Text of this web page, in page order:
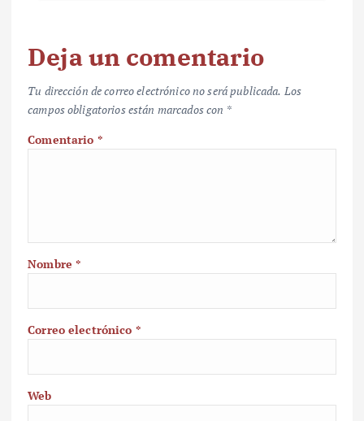
Deja un comentario
Tu dirección de correo electrónico no será publicada. Los
campos obligatorios están marcados con *
Comentario *
Nombre*
Correo electrónico *
Web